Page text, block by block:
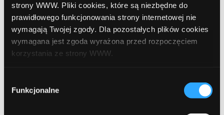
strony WWW. Pliki cookies, które są niezbędne do
prawidłowego funkcjonowania strony internetowej nie
wymagają Twojej zgody. Dla pozostałych plików cookies
wymagana jest zgoda wyrażona przed rozpoczęciem
korzystania ze strony WWW.
formy korzystania z plików cookies. Więcej:
Polityka
zgody
Funkcjonalne
Posted in: Akcje promocyjne,Produkty ,Strona główna
Master of Cards